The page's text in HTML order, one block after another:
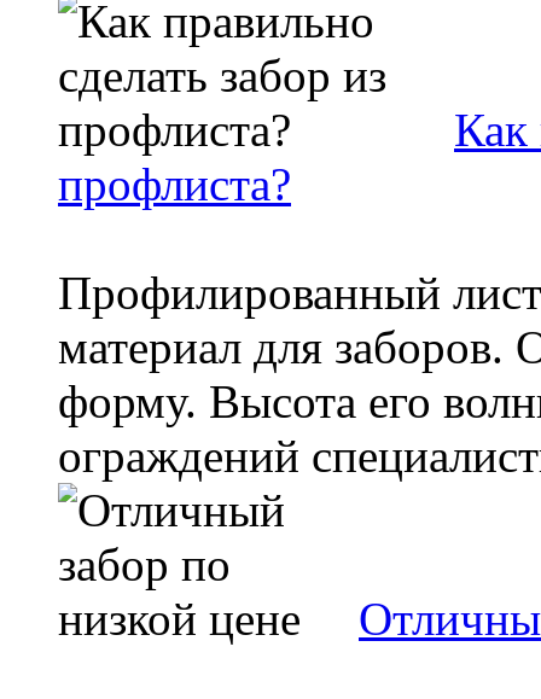
Как
профлиста?
Профилированный
материал для
форму. Высота его
ограждений